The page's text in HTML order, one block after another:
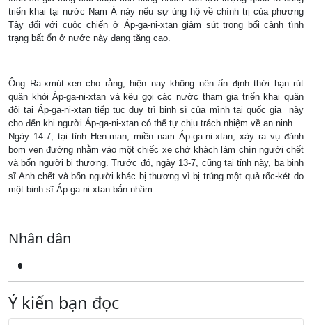
triển khai tại nước Nam Á này nếu sự ủng hộ về chính trị của phương
Tây đối với cuộc chiến ở Áp-ga-ni-xtan giảm sút trong bối cảnh tình
trạng bất ổn ở nước này đang tăng cao.
Ông Ra-xmút-xen cho rằng, hiện nay không nên ấn định thời hạn rút
quân khỏi Áp-ga-ni-xtan và kêu gọi các nước tham gia triển khai quân
đội tại Áp-ga-ni-xtan tiếp tục duy trì binh sĩ của mình tại quốc gia này
cho đến khi người Áp-ga-ni-xtan có thể tự chịu trách nhiệm về an ninh.
Ngày 14-7, tại tỉnh Hen-man, miền nam Áp-ga-ni-xtan, xảy ra vụ đánh
bom ven đường nhằm vào một chiếc xe chở khách làm chín người chết
và bốn người bị thương. Trước đó, ngày 13-7, cũng tại tỉnh này, ba binh
sĩ Anh chết và bốn người khác bị thương vì bị trúng một quả rốc-két do
một binh sĩ Áp-ga-ni-xtan bắn nhầm.
Nhân dân
Ý kiến bạn đọc